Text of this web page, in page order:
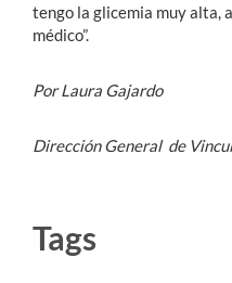
tengo la glicemia muy alta,
médico”.
Por Laura Gajardo
Dirección General de
Tags